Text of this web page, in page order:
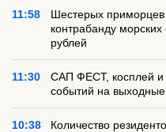
11:58
Шестерых приморцев
контрабанду
рублей
11:30
САП ФЕСТ, косплей и
событий на выходные
10:38
Количество